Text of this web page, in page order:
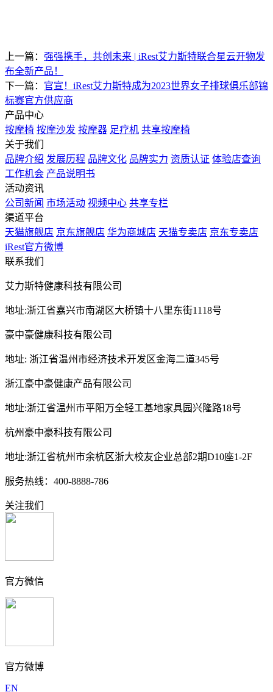
上一篇： 强强携手，共创未来 | iRest艾力斯特联合星云开物发
布全新产品！
下一篇： 官宣！iRest艾力斯特成为2023世界女子排球俱乐部锦
标赛官方供应商
产品中心
按摩椅 按摩沙发 按摩器 足疗机 共享按摩椅
关于我们
品牌介绍 发展历程 品牌文化 品牌实力 资质认证 体验店查询
工作机会 产品说明书
活动资讯
公司新闻 市场活动 视频中心 共享专栏
渠道平台
天猫旗舰店 京东旗舰店 华为商城店 天猫专卖店 京东专卖店
iRest官方微博
联系我们
艾力斯特健康科技有限公司
地址:浙江省嘉兴市南湖区大桥镇十八里东街1118号
豪中豪健康科技有限公司
地址: 浙江省温州市经济技术开发区金海二道345号
浙江豪中豪健康产品有限公司
地址:浙江省温州市平阳万全轻工基地家具园兴隆路18号
杭州豪中豪科技有限公司
地址:浙江省杭州市余杭区浙大校友企业总部2期D10座1-2F
服务热线：400-8888-786
关注我们
官方微信
官方微博
EN